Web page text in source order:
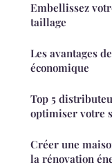
Embellissez
taillage
Les avantages
économique
Top 5
optimiser votre
Créer une
la rénovation